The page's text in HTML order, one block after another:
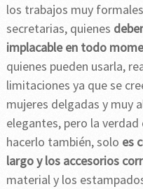
los trabajos muy
secretarias, quienes
implacable en todo
quienes pueden usarla,
limitaciones ya que se
mujeres delgadas y muy
elegantes, pero la
hacerlo también, solo es
largo y los accesorios
material y los